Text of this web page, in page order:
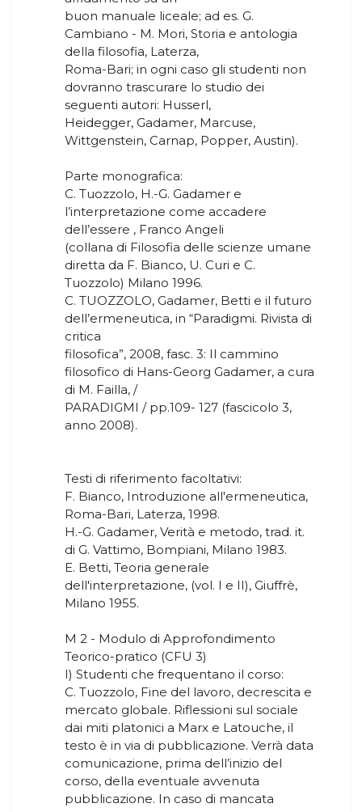
buon manuale liceale; ad es. G.
Cambiano - M. Mori, Storia e antologia
della filosofia, Laterza,
Roma-Bari; in ogni caso gli studenti non
dovranno trascurare lo studio dei
seguenti autori: Husserl,
Heidegger, Gadamer, Marcuse,
Wittgenstein, Carnap, Popper, Austin).
Parte monografica:
C. Tuozzolo, H.-G. Gadamer e
l’interpretazione come accadere
dell’essere , Franco Angeli
(collana di Filosofia delle scienze umane
diretta da F. Bianco, U. Curi e C.
Tuozzolo) Milano 1996.
C. TUOZZOLO, Gadamer, Betti e il futuro
dell’ermeneutica, in “Paradigmi. Rivista di
critica
filosofica”, 2008, fasc. 3: Il cammino
filosofico di Hans-Georg Gadamer, a cura
di M. Failla, /
PARADIGMI / pp.109- 127 (fascicolo 3,
anno 2008).
Testi di riferimento facoltativi:
F. Bianco, Introduzione all'ermeneutica,
Roma-Bari, Laterza, 1998.
H.-G. Gadamer, Verità e metodo, trad. it.
di G. Vattimo, Bompiani, Milano 1983.
E. Betti, Teoria generale
dell'interpretazione, (vol. I e II), Giuffrè,
Milano 1955.
M 2 - Modulo di Approfondimento
Teorico-pratico (CFU 3)
I) Studenti che frequentano il corso:
C. Tuozzolo, Fine del lavoro, decrescita e
mercato globale. Riflessioni sul sociale
dai miti platonici a Marx e Latouche, il
testo è in via di pubblicazione. Verrà data
comunicazione, prima dell’inizio del
corso, della eventuale avvenuta
pubblicazione. In caso di mancata